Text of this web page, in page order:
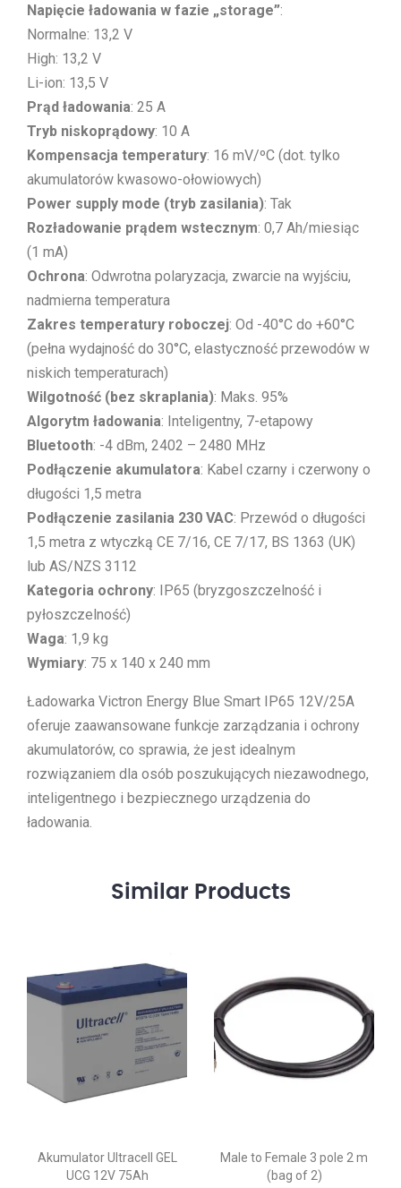
Napięcie ładowania w fazie „storage”:
Normalne: 13,2 V
High: 13,2 V
Li-ion: 13,5 V
Prąd ładowania: 25 A
Tryb niskoprądowy: 10 A
Kompensacja temperatury: 16 mV/ºC (dot. tylko
akumulatorów kwasowo-ołowiowych)
Power supply mode (tryb zasilania): Tak
Rozładowanie prądem wstecznym: 0,7 Ah/miesiąc
(1 mA)
Ochrona: Odwrotna polaryzacja, zwarcie na wyjściu,
nadmierna temperatura
Zakres temperatury roboczej: Od -40°C do +60°C
(pełna wydajność do 30°C, elastyczność przewodów w
niskich temperaturach)
Wilgotność (bez skraplania): Maks. 95%
Algorytm ładowania: Inteligentny, 7-etapowy
Bluetooth: -4 dBm, 2402 – 2480 MHz
Podłączenie akumulatora: Kabel czarny i czerwony o
długości 1,5 metra
Podłączenie zasilania 230 VAC: Przewód o długości
1,5 metra z wtyczką CE 7/16, CE 7/17, BS 1363 (UK)
lub AS/NZS 3112
Kategoria ochrony: IP65 (bryzgoszczelność i
pyłoszczelność)
Waga: 1,9 kg
Wymiary: 75 x 140 x 240 mm
Ładowarka Victron Energy Blue Smart IP65 12V/25A
oferuje zaawansowane funkcje zarządzania i ochrony
akumulatorów, co sprawia, że jest idealnym
rozwiązaniem dla osób poszukujących niezawodnego,
inteligentnego i bezpiecznego urządzenia do
ładowania.
Similar Products
Akumulator Ultracell GEL
UCG 12V 75Ah
Male to Female 3 pole 2 m
(bag of 2)